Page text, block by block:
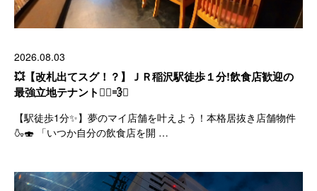
2026.08.03
💥【改札出てスグ！？】ＪＲ稲沢駅徒歩１分!飲食店歓迎の
最強立地テナント🏃‍♂️💨✨
【駅徒歩1分✨】夢のマイ店舗を叶えよう！本格居抜き店舗物件
🍶🍣 「いつか自分の飲食店を開 …